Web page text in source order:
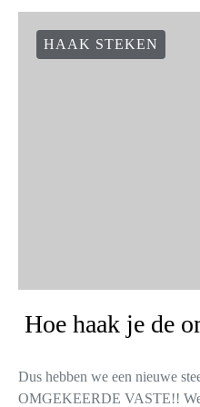
HAAK STEKEN
Hoe haak je de
Dus hebben we een nieuwe
OMGEKEERDE VASTE!! We